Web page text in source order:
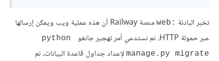
تخبر البادئة web:‎
منصة Railway أن هذه عملية ويب ويمكن إرسالها
عبر حمولة HTTP، ثم نستدعي أمر تهجير جانغو
python
manage.py migrate لإعداد جداول قاعدة البيانات، ثم